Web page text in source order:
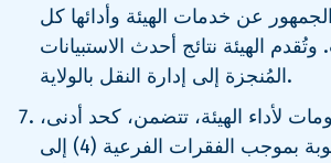
عن خدمات الهيئة وأدائها كل
وتُقدم الهيئة نتائج أحدث الاستبيانات
المُنجزة إلى إدارة النقل بالولاية.
لأداء الهيئة، تتضمن، كحد أدنى،
المعلومات المطلوبة بموجب الفقرات الفرعية (4) إلى